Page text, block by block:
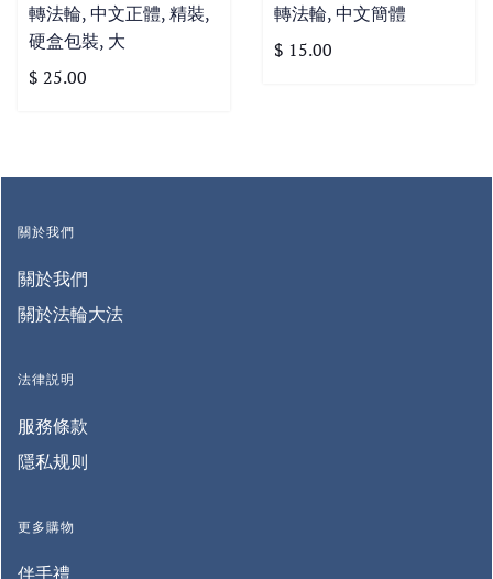
轉法輪, 中文正體, 精裝,
硬盒包裝, 大
$ 25.00
轉法輪, 中文簡體
$ 15.00
關於我們
關於我們
關於法輪大法
法律説明
服務條款
隱私规则
更多購物
伴手禮